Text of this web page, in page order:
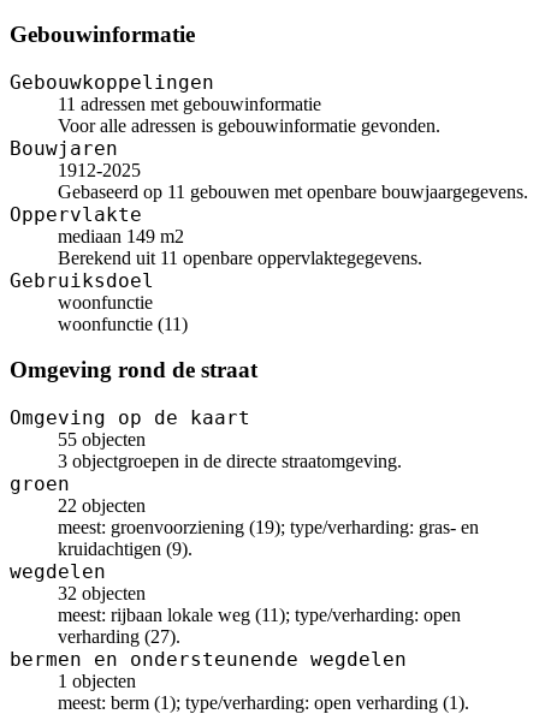
Gebouwinformatie
Gebouwkoppelingen
11 adressen met gebouwinformatie
Voor alle adressen is gebouwinformatie gevonden.
Bouwjaren
1912-2025
Gebaseerd op 11 gebouwen met openbare bouwjaargegevens.
Oppervlakte
mediaan 149 m2
Berekend uit 11 openbare oppervlaktegegevens.
Gebruiksdoel
woonfunctie
woonfunctie (11)
Omgeving rond de straat
Omgeving op de kaart
55 objecten
3 objectgroepen in de directe straatomgeving.
groen
22 objecten
meest: groenvoorziening (19); type/verharding: gras- en
kruidachtigen (9).
wegdelen
32 objecten
meest: rijbaan lokale weg (11); type/verharding: open
verharding (27).
bermen en ondersteunende wegdelen
1 objecten
meest: berm (1); type/verharding: open verharding (1).